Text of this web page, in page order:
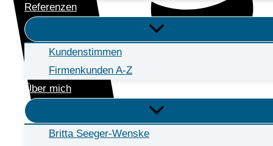
Referenzen
Kundenstimmen
Firmenkunden A-Z
Über mich
Britta Seeger-Wenske